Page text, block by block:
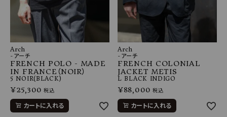
Arch
-アーチ
FRENCH POLO - MADE
IN FRANCE（NOIR）
5 NOIR(BLACK)
¥25,300 税込
カートに入れる
Arch
-アーチ
FRENCH COLONIAL
JACKET METIS
L BLACK INDIGO
¥88,000 税込
カートに入れる